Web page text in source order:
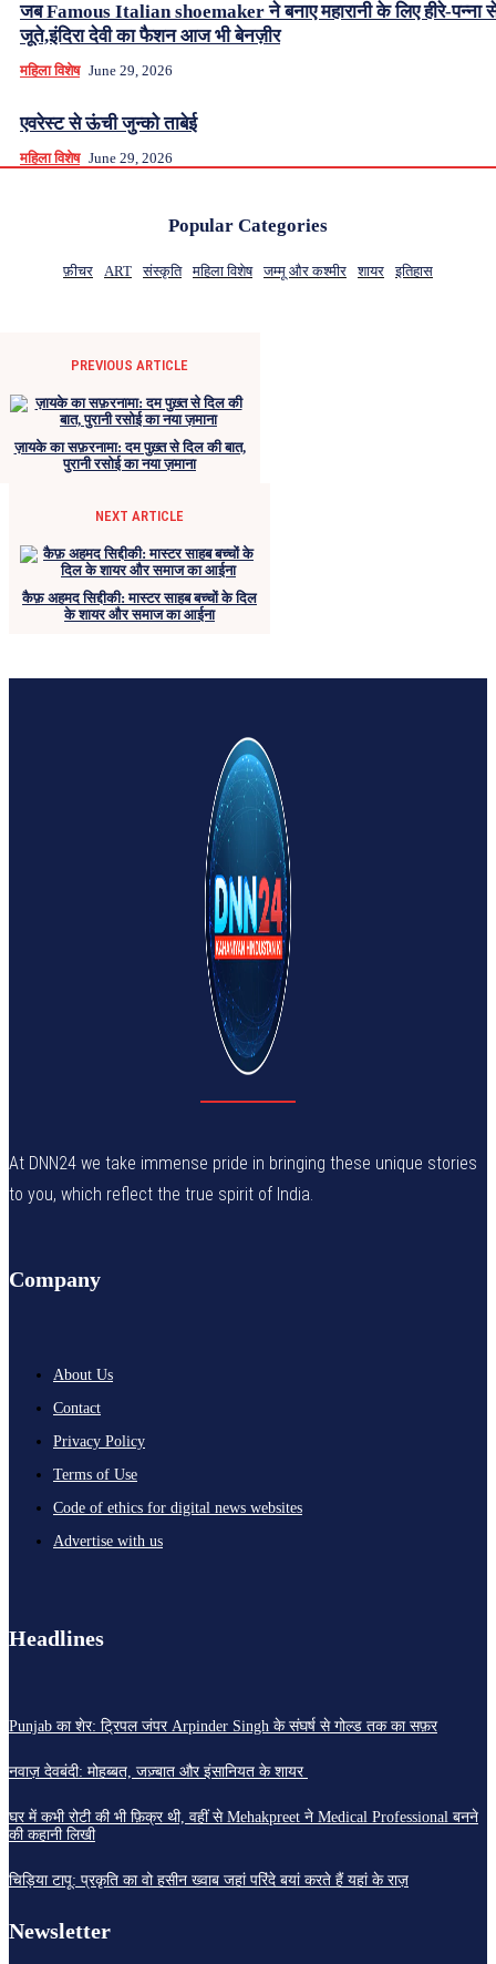
जब Famous Italian shoemaker ने बनाए महारानी के लिए हीरे-पन्ना
जूते,इंदिरा देवी का फैशन आज भी बेनज़ीर
महिला विशेष June 29, 2026
एवरेस्ट से ऊंची जुन्को ताबेई
महिला विशेष June 29, 2026
Popular Categories
फ़ीचर ART संस्कृति महिला विशेष जम्मू और कश्मीर शायर इतिहास
PREVIOUS ARTICLE
ज़ायके का सफ़रनामा: दम पुख़्त से दिल की बात,
पुरानी रसोई का नया ज़माना
NEXT ARTICLE
कैफ़ अहमद सिद्दीकी: मास्टर साहब बच्चों के दिल
के शायर और समाज का आईना
At DNN24 we take immense pride in bringing these unique stories
to you, which reflect the true spirit of India.
Company
About Us
Contact
Privacy Policy
Terms of Use
Code of ethics for digital news websites
Advertise with us
Headlines
Punjab का शेर: ट्रिपल जंपर Arpinder Singh के संघर्ष से गोल्ड तक का सफ़र
नवाज़ देवबंदी: मोहब्बत, जज़्बात और इंसानियत के शायर
घर में कभी रोटी की भी फ़िक्र थी, वहीं से Mehakpreet ने Medical Professional बनने
की कहानी लिखी
चिड़िया टापू: प्रकृति का वो हसीन ख्वाब जहां परिंदे बयां करते हैं यहां के राज़
Newsletter